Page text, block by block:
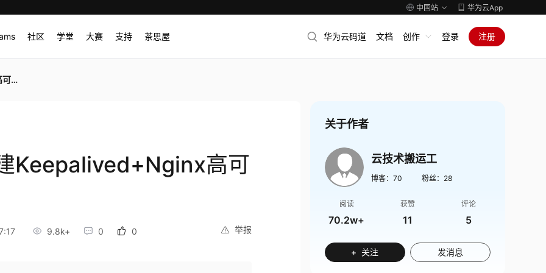
中国站 华为云App
社区 学堂 大赛 支持 茶思屋 华为云码道 文档 创作 登录 注册
衡
Keepalived+Nginx高可
举报
9.8k+ 0 0
关于作者
云技术搬运工
博客： 70 粉丝： 28
阅读
70.2w+
获赞
11
评论
5
+ 关注 发消息